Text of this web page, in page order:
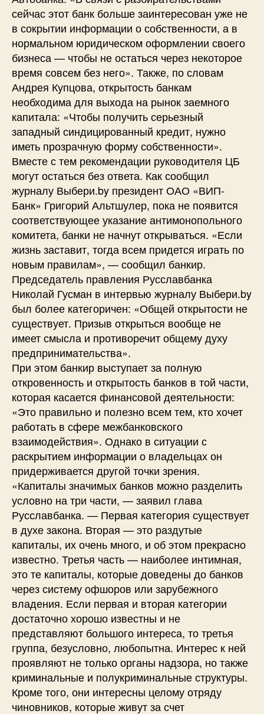
сейчас этот банк больше заинтересован уже не
в сокрытии информации о собственности, а в
нормальном юридическом оформлении своего
бизнеса — чтобы не остаться через некоторое
время совсем без него». Также, по словам
Андрея Купцова, открытость банкам
необходима для выхода на рынок заемного
капитала: «Чтобы получить серьезный
западный синдицированный кредит, нужно
иметь прозрачную форму собственности».
Вместе с тем рекомендации руководителя ЦБ
могут остаться без ответа. Как сообщил
журналу Выбери.by президент ОАО «ВИП-
Банк» Григорий Альтшулер, пока не появится
соответствующее указание антимонопольного
комитета, банки не начнут открываться. «Если
жизнь заставит, тогда всем придется играть по
новым правилам», — сообщил банкир.
Председатель правления Русславбанка
Николай Гусман в интервью журналу Выбери.by
был более категоричен: «Общей открытости не
существует. Призыв открыться вообще не
имеет смысла и противоречит общему духу
предпринимательства».
При этом банкир выступает за полную
откровенность и открытость банков в той части,
которая касается финансовой деятельности:
«Это правильно и полезно всем тем, кто хочет
работать в сфере межбанковского
взаимодействия». Однако в ситуации с
раскрытием информации о владельцах он
придерживается другой точки зрения.
«Капиталы значимых банков можно разделить
условно на три части, — заявил глава
Русславбанка. — Первая категория существует
в духе закона. Вторая — это раздутые
капиталы, их очень много, и об этом прекрасно
известно. Третья часть — наиболее интимная,
это те капиталы, которые доведены до банков
через систему офшоров или зарубежного
владения. Если первая и вторая категории
достаточно хорошо известны и не
представляют большого интереса, то третья
группа, безусловно, любопытна. Интерес к ней
проявляют не только органы надзора, но также
криминальные и полукриминальные структуры.
Кроме того, они интересны целому отряду
чиновников, которые живут за счет